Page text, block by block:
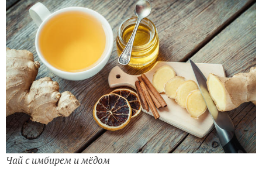
Чай с имбирем и мёдом